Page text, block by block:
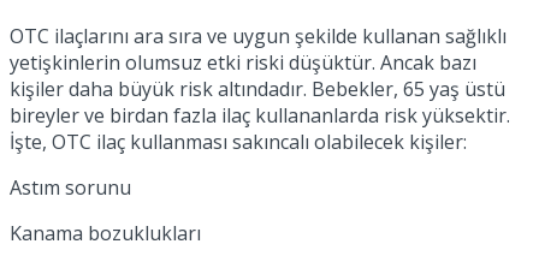
OTC ilaçlarını ara sıra ve uygun şekilde kullanan sağlıklı
yetişkinlerin olumsuz etki riski düşüktür. Ancak bazı
kişiler daha büyük risk altındadır. Bebekler, 65 yaş üstü
bireyler ve birdan fazla ilaç kullananlarda risk yüksektir.
İşte, OTC ilaç kullanması sakıncalı olabilecek kişiler:
Astım sorunu
Kanama bozuklukları